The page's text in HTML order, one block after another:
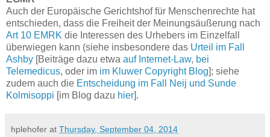
Auch der Europäische Gerichtshof für Menschenrechte hat
entschieden, dass die Freiheit der Meinungsäußerung nach
Art 10 EMRK die Interessen des Urhebers im Einzelfall
überwiegen kann (siehe insbesondere das Urteil im Fall
Ashby [Beiträge dazu etwa auf Internet-Law, bei
Telemedicus, oder im im Kluwer Copyright Blog]; siehe
zudem auch die Entscheidung im Fall Neij und Sunde
Kolmisoppi [im Blog dazu hier].
hplehofer at Thursday, September 04, 2014